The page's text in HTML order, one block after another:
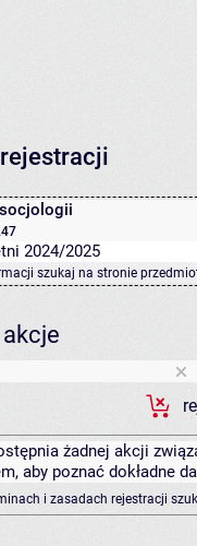
2024/2025
szukaj na stronie
żadnej akcji
aby poznać dokładne
i zasadach rejestracji